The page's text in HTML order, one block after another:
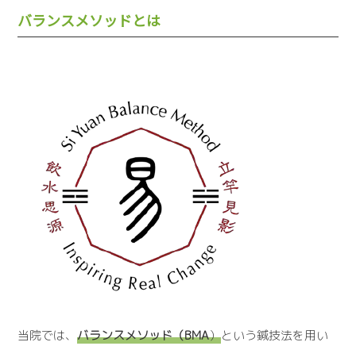
バランスメソッドとは
当院では、バランスメソッド（BMA）という鍼技法を用い